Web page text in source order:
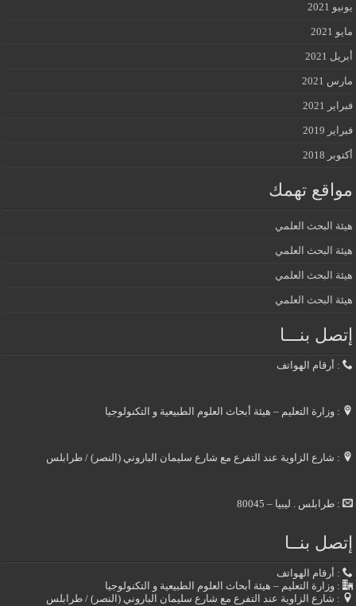
يونيو 2021
مايو 2021
أبريل 2021
مارس 2021
فبراير 2021
فبراير 2019
أكتوبر 2018
مواقع تهمك
هيئة البحث العلمي
هيئة البحث العلمي
هيئة البحث العلمي
هيئة البحث العلمي
إتصل بنـــا
: أرقام الهواتف
: وزارة التعليم – هيئة أبحاث العلوم الطبيعية و التكنولوجيا
: شارع الزاوية عند التفرع مع شارع سليمان الباروني (النصر) / طرابلس
: طرابلس . ليبيا – 80045
إتصل بنــا
: أرقام الهواتف
: وزارة التعليم – هيئة أبحاث العلوم الطبيعية و التكنولوجيا
: شارع الزاوية عند التفرع مع شارع سليمان الباروني (النصر) / طرابلس